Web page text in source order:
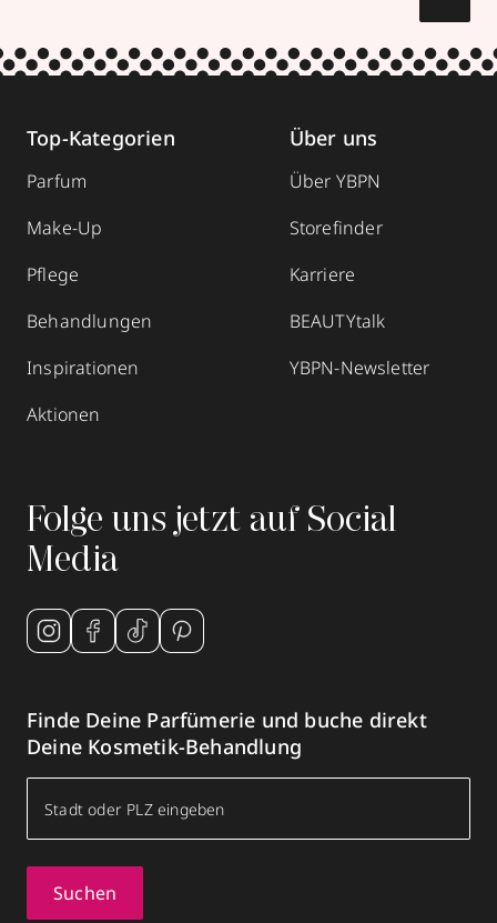
Top-Kategorien
Parfum
Make-Up
Pflege
Behandlungen
Inspirationen
Aktionen
Über uns
Über YBPN
Storefinder
Karriere
BEAUTYtalk
YBPN-Newsletter
Folge uns jetzt auf Social
Media
Finde Deine Parfümerie und buche direkt
Deine Kosmetik-Behandlung
Suchen